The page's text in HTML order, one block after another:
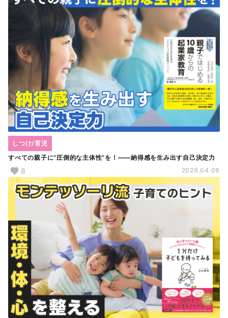
すべての親子に“圧倒的な主体性”を！――納得感を生み出す自己決定力
しつけ/育児
8 2026.04.09